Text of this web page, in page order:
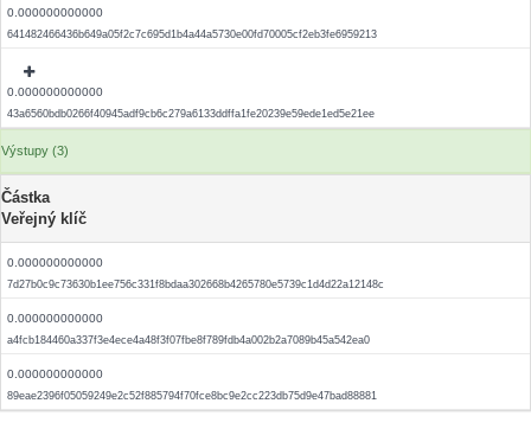
0.000000000000
641482466436b649a05f2c7c695d1b4a44a5730e00fd70005cf2eb3fe6959213
0.000000000000
43a6560bdb0266f40945adf9cb6c279a6133ddffa1fe20239e59ede1ed5e21ee
Výstupy (3)
Částka
Veřejný klíč
0.000000000000
7d27b0c9c73630b1ee756c331f8bdaa302668b4265780e5739c1d4d22a12148c
0.000000000000
a4fcb184460a337f3e4ece4a48f3f07fbe8f789fdb4a002b2a7089b45a542ea0
0.000000000000
89eae2396f05059249e2c52f885794f70fce8bc9e2cc223db75d9e47bad88881